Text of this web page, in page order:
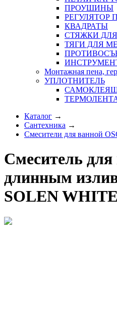
ПРОУШИНЫ
РЕГУЛЯТОР
КВАДРАТЫ
СТЯЖКИ
ТЯГИ ДЛЯ
Монтажная пена,
УПЛОТНИТЕЛЬ
Каталог →
Сантехника →
Смесители для ванной
Смеситель
длинным
SOLEN WHITE